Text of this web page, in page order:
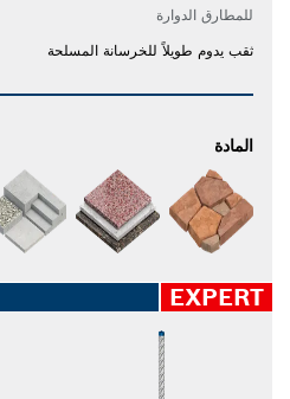
للمطارق الدوارة
ثقب يدوم طويلاً للخرسانة المسلحة
المادة
EXPERT